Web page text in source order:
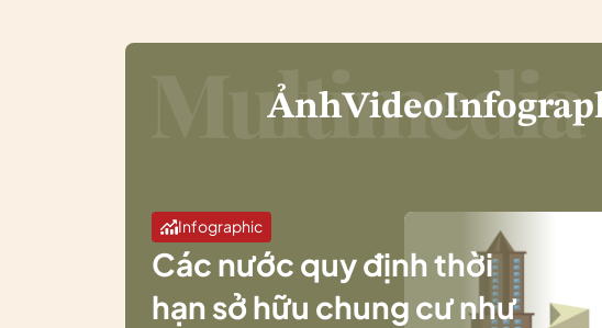
ẢnhVideo
Infographic
Các nước quy định thời
hạn sở hữu chung cư như